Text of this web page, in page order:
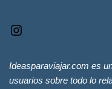
Ideasparaviajar.com es
usuarios sobre todo lo